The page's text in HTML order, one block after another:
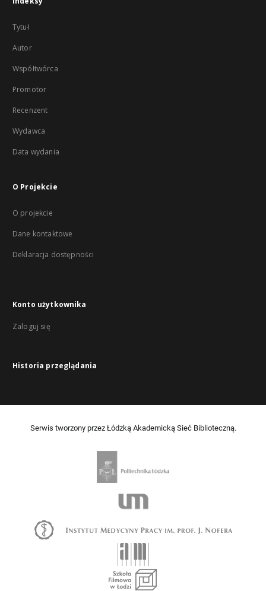
Tytuł
Autor
Współtwórca
Promotor
Recenzent
Wydawca
Data wydania
O Projekcie
O projekcie
Dane kontaktowe
Deklaracja dostępności
Konto użytkownika
Zaloguj się
Historia przeglądania
Serwis tworzony przez Łódzką Akademicką Sieć Biblioteczną.